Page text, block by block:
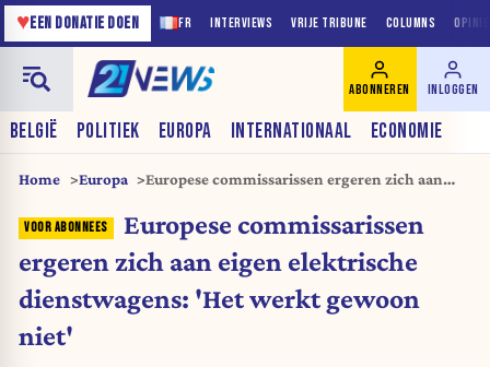
FR INTERVIEWS VRIJE TRIBUNE COLUMNS
♥EEN DONATIE DOEN
BELGIË POLITIEK EUROPA INTERNATIONAAL ECONOMIE
ABONNEREN INLOGGEN
Home Europa
Europese commissarissen ergeren zich aan
gewoon niet'
Europese commissarissen
ergeren zich aan eigen elektrische
dienstwagens: 'Het werkt gewoon
niet'